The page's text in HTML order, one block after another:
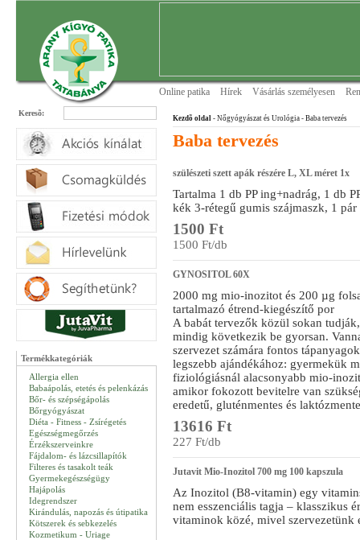
Online patika Hírek Vásárlás személyesen
Keresõ:
Termékkategóriák
Allergia ellen
Babaápolás, etetés és pelenkázás
Bőr- és szépségápolás
Bőrgyógyászat
Diéta - Fitness - Zsírégetés
Egészségmegőrzés
Érzékszerveinkre
Fájdalom- és lázcsillapítók
Filteres és tasakolt teák
Gyermekegészségügy
Hajápolás
Idegrendszer
Kirándulás, napozás és útipatika
Kötszerek és sebkezelés
Kozmetikum - Uriage
Kezdõ oldal - Nőgyógyászat és Urológia - Baba tervezés
Baba tervezés
szülészeti szett apák részére L, XL méret 1x
Tartalma 1 db PP ing+nadrág, 1 db
kék 3-rétegű gumis szájmaszk, 1
1500 Ft
1500 Ft/db
GYNOSITOL 60X
2000 mg mio-inozitot és 200 µg
tartalmazó étrend-kiegészítő por
A babát tervezők közül sokan
mindig következik be gyorsan.
szervezet számára fontos
legszebb ajándékához: gyermekük
fiziológiásnál alacsonyabb mio-
amikor fokozott bevitelre van
eredetű, gluténmentes és
13616 Ft
227 Ft/db
Jutavit Mio-Inozitol 700 mg 100 kapszula
Az Inozitol (B8-vitamin) egy
nem esszenciális tagja – klasszikus
vitaminok közé, mivel szervezetünk